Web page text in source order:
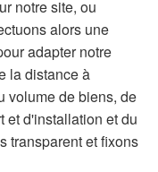
notre site, ou
alors une
adapter notre
la distance à
volume de biens, de
et d'installation et du
transparent et fixons